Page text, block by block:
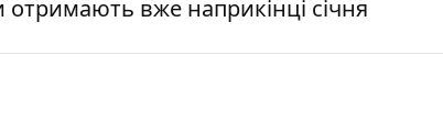
вже наприкінці січня